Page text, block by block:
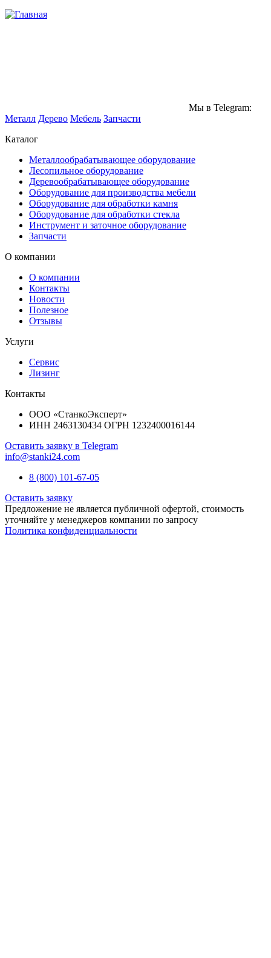
Мы в Telegram:
Металл Дерево Мебель Запчасти
Каталог
Металлообрабатывающее оборудование
Лесопильное оборудование
Деревообрабатывающее оборудование
Оборудование для производства мебели
Оборудование для обработки камня
Оборудование для обработки стекла
Инструмент и заточное оборудование
Запчасти
О компании
О компании
Контакты
Новости
Полезное
Отзывы
Услуги
Сервис
Лизинг
Контакты
ООО «СтанкоЭксперт»
ИНН 2463130434 ОГРН 1232400016144
Оставить заявку в Telegram
info@stanki24.com
8 (800) 101-67-05
Оставить заявку
Предложение не является публичной офертой, стоимость
уточняйте у менеджеров компании по запросу
Политика конфиденциальности